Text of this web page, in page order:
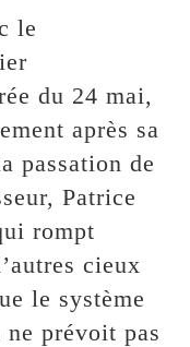
le
du 24 mai,
après sa
passation de
Patrice
rompt
cieux
le système
ne prévoit pas